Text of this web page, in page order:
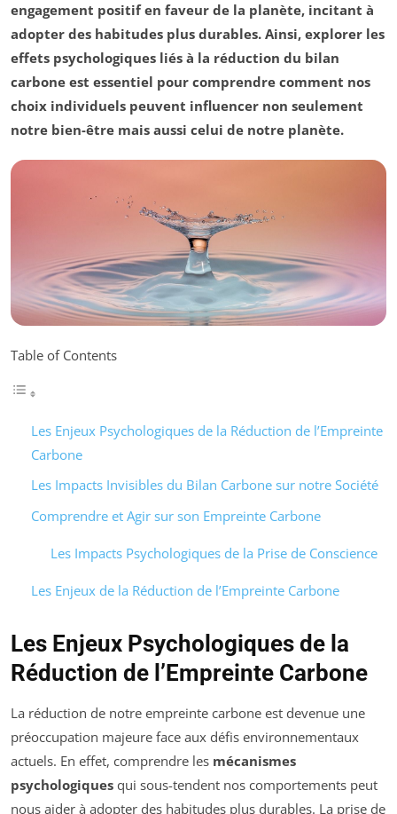
engagement positif en faveur de la planète, incitant à
adopter des habitudes plus durables. Ainsi, explorer les
effets psychologiques liés à la réduction du bilan
carbone est essentiel pour comprendre comment nos
choix individuels peuvent influencer non seulement
notre bien-être mais aussi celui de notre planète.
Table of Contents
Les Enjeux Psychologiques de la Réduction de l’Empreinte
Carbone
Les Impacts Invisibles du Bilan Carbone sur notre Société
Comprendre et Agir sur son Empreinte Carbone
Les Impacts Psychologiques de la Prise de Conscience
Les Enjeux de la Réduction de l’Empreinte Carbone
Les Enjeux Psychologiques de la
Réduction de l’Empreinte Carbone
La réduction de notre empreinte carbone est devenue une
préoccupation majeure face aux défis environnementaux
actuels. En effet, comprendre les mécanismes
psychologiques qui sous-tendent nos comportements peut
nous aider à adopter des habitudes plus durables. La prise de